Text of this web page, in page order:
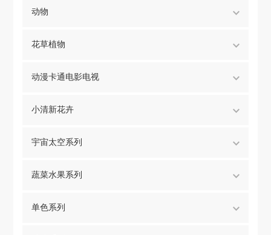
动物
花草植物
动漫卡通电影电视
小清新花卉
宇宙太空系列
蔬菜水果系列
单色系列